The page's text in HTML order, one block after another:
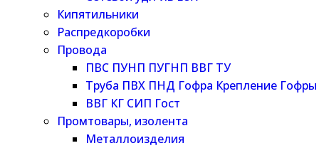
Кипятильники
Распредкоробки
Провода
ПВС ПУНП ПУГНП ВВГ ТУ
Труба ПВХ ПНД Гофра Крепление Гофры
ВВГ КГ СИП Гост
Промтовары, изолента
Металлоизделия